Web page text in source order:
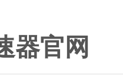
器官网